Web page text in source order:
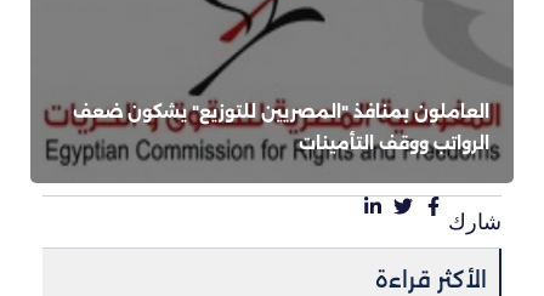
العاملون بمنافذ "المصريين للتوزيع" يشكون ضعف
الرواتب ووقف التأمينات
شارك
الأكثر قراءة